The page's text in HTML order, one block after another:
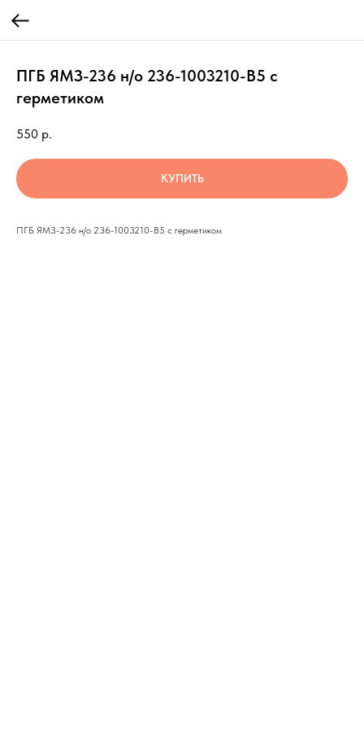
ПГБ ЯМЗ-236 н/о 236-1003210-В5 с
герметиком
550 р.
КУПИТЬ
ПГБ ЯМЗ-236 н/о 236-1003210-В5 с герметиком